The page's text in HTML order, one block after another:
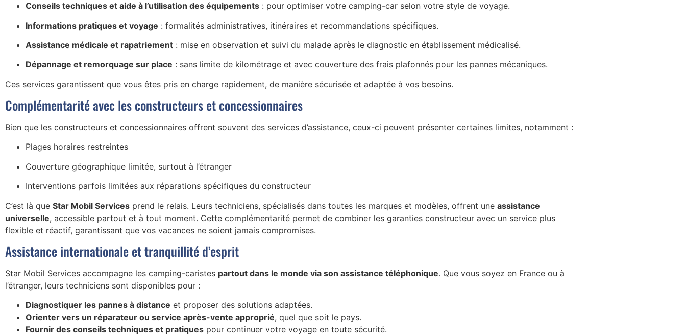
Conseils techniques et aide à l’utilisation des équipements : pour optimiser votre camping-car selon votre style de voyage.
Informations pratiques et voyage : formalités administratives, itinéraires et recommandations spécifiques.
Assistance médicale et rapatriement : mise en observation et suivi du malade après le diagnostic en établissement médicalisé.
Dépannage et remorquage sur place : sans limite de kilométrage et avec couverture des frais plafonnés pour les pannes mécaniques.
Ces services garantissent que vous êtes pris en charge rapidement, de manière sécurisée et adaptée à vos besoins.
Complémentarité avec les constructeurs et concessionnaires
Bien que les constructeurs et concessionnaires offrent souvent des services d’assistance, ceux-ci peuvent présenter certaines limites, notamment :
Plages horaires restreintes
Couverture géographique limitée, surtout à l’étranger
Interventions parfois limitées aux réparations spécifiques du constructeur
C’est là que Star Mobil Services prend le relais. Leurs techniciens, spécialisés dans toutes les marques et modèles, offrent une assistance
universelle, accessible partout et à tout moment. Cette complémentarité permet de combiner les garanties constructeur avec un service plus
flexible et réactif, garantissant que vos vacances ne soient jamais compromises.
Assistance internationale et tranquillité d’esprit
Star Mobil Services accompagne les camping-caristes partout dans le monde via son assistance téléphonique. Que vous soyez en France ou à
l’étranger, leurs techniciens sont disponibles pour :
Diagnostiquer les pannes à distance et proposer des solutions adaptées.
Orienter vers un réparateur ou service après-vente approprié, quel que soit le pays.
Fournir des conseils techniques et pratiques pour continuer votre voyage en toute sécurité.